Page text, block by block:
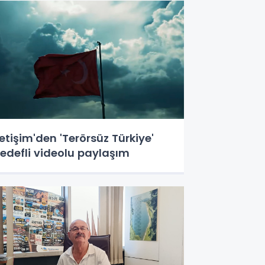
'Terörsüz Türkiye'
videolu paylaşım